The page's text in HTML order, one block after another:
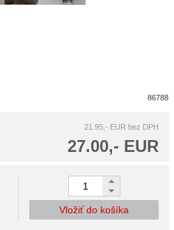
86788
21.95,- EUR bez DPH
27.00,- EUR
Vložiť do košíka